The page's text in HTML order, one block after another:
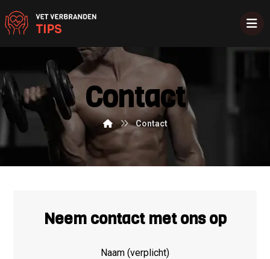
Contact
Contact
Neem contact met ons op
Naam (verplicht)